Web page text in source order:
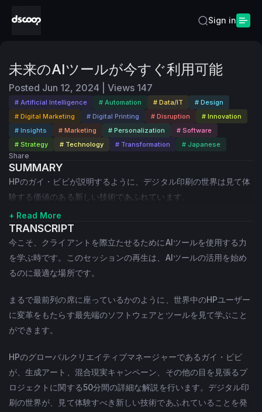
Sign in
未来のAIツールが今すぐ利用可能
Posted Jun 12, 2024 Views 147
# Artificial Intelligence # Automation # Data/IT
# Design
# Digital Marketing
# Digital Printing # Disruption
# Innovation
# Insights
# Marketing # Personalization
# Software
# Strategy
# Technology # Transformation # Japanese
Share
SUMMARY
HPのガイ・ビビが説明するように、デジタル印刷の世界は見て体
験する価値のある新しい技術であふれています。
+ Read More
TRANSCRIPT
今こそ、クライアントを際立たせるためにAIツールを使用する力
を学ぶ時です。このセッションの再生は、AIツールの活用を始め
るのに最適な場所です。
まるで最前列の席に座っているかのように、世界中のHPユーザー
に変革をもたらす最先端のソフトウェアとツールを見て学ぶこと
ができます。
HPのグローバルクリエイティブマネージャーであるガイ・ビビ
が、生成アート、混合現実キャンペーン、その他の目を見張るプ
ロジェクトに関する50分間の詳細な解説を行います。デジタル印
刷の世界が、見て体験すべき新しい技術であふれていることを発